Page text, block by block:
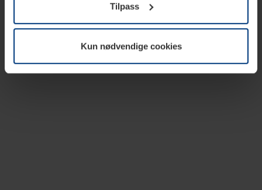
tilbakekalle ditt samtykke i forklaringen av
informasjonskapselen på sidenPersonvernerklæringpå
Tilpass
Kun nødvendige cookies